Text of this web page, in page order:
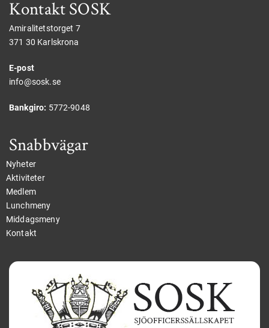
Kontakt SOSK
Amiralitetstorget 7
371 30 Karlskrona
E-post
info@sosk.se
Bankgiro: 5772-9048
Snabbvägar
Nyheter
Aktiviteter
Medlem
Lunchmeny
Middagsmeny
Kontakt